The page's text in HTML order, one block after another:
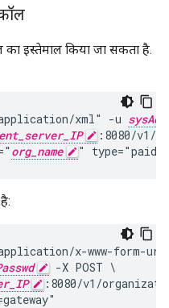
इस्तेमाल किया जा सकता है.
xml" -u
:8080/v1/
org_name "
x-www-form-
-X POST \
:8080/v1/